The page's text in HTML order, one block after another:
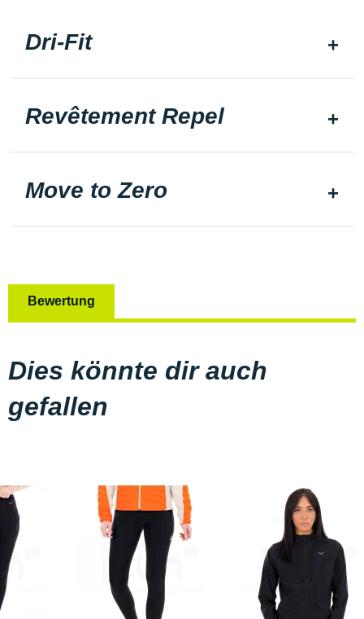
Dri-Fit
Revêtement Repel
Move to Zero
Bewertung
Dies könnte dir auch
gefallen